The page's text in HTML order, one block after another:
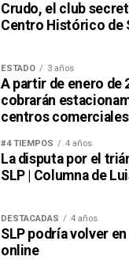
Crudo, el club
Centro Histórico de
ESTADO 3 años
A partir de enero de
cobrarán
centros comerciales
#4 TIEMPOS 4 años
La disputa por el
SLP | Columna de
DESTACADAS 4 años
SLP podría volver
online